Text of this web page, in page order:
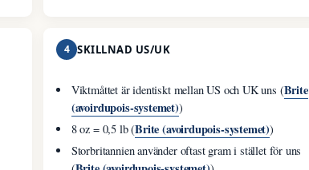
4 SKILLNAD US/UK
Viktmåttet är identiskt mellan US och UK uns (Brite
(avoirdupois-systemet))
8 oz = 0,5 lb (Brite (avoirdupois-systemet))
Storbritannien använder oftast gram i stället för uns